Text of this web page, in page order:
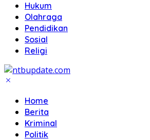
Hukum
Olahraga
Pendidikan
Sosial
Religi
Home
Berita
Kriminal
Politik